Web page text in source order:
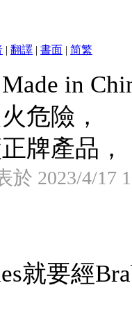
| 翻譯 | 書面 | 简繁
in
火危險，
正牌產品
於 2023/4/17
就要經